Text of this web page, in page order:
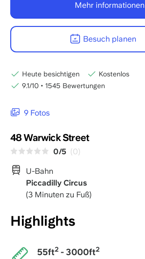
9 Fotos
48 Warwick Street
0/5 (0)
U-Bahn
Piccadilly Circus
(3 Minuten zu Fuß)
Highlights
55ft2- 3000ft2
Mehr informationen
Besuch planen
Heute besichtigen
Kostenlos
9.1/10 • 1545 Bewertungen